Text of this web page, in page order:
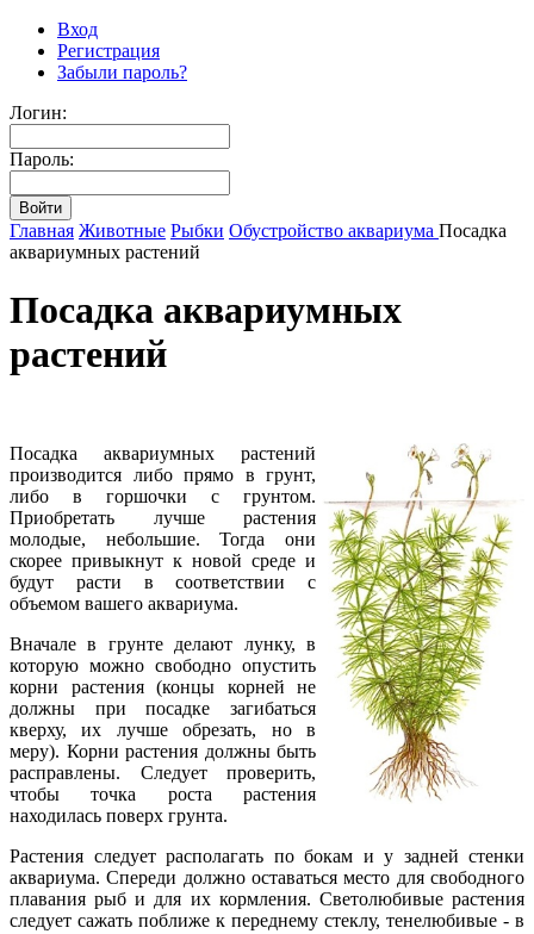
Вход
Регистрация
Забыли пароль?
Логин:
Пароль:
Главная Животные Рыбки Обустройство аквариума Посадка
аквариумных растений
Посадка аквариумных
растений
Посадка аквариумных растений
производится либо прямо в грунт,
либо в горшочки с грунтом.
Приобретать лучше растения
молодые, небольшие. Тогда они
скорее привыкнут к новой среде и
будут расти в соответствии с
объемом вашего аквариума.
Вначале в грунте делают лунку, в
которую можно свободно опустить
корни растения (концы корней не
должны при посадке загибаться
кверху, их лучше обрезать, но в
меру). Корни растения должны быть
расправлены. Следует проверить,
чтобы точка роста растения
находилась поверх грунта.
Растения следует располагать по бокам и у задней стенки
аквариума. Спереди должно оставаться место для свободного
плавания рыб и для их кормления. Светолюбивые растения
следует сажать поближе к переднему стеклу, тенелюбивые - в